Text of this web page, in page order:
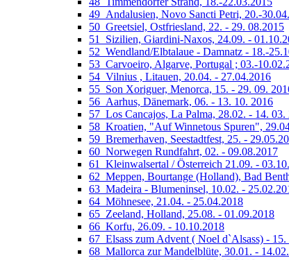
49_Andalusien, Novo Sancti Petri, 20.-
50_Greetsiel, Ostfriesland, 22. - 29. 08.2015
51_Sizilien, Giardini-Naxos, 24.09. -
52_Wendland/Elbtalaue - Damnatz - 18.-
53_Carvoeiro, Algarve, Portugal ; 03.-
54_Vilnius , Litauen, 20.04. - 27.04.2016
55_Son Xoriguer, Menorca, 15. - 29. 09.
56_Aarhus, Dänemark, 06. - 13. 10. 2016
57_Los Cancajos, La Palma, 28.02. - 14. 03.
58_Kroatien, "Auf Winnetous Spuren",
59_Bremerhaven, Seestadtfest, 25. -
60_Norwegen Rundfahrt, 02. - 09.08.2017
61_Kleinwalsertal / Österreich 21.09. -
62_Meppen, Bourtange (Holland), Bad
63_Madeira - Blumeninsel, 10.02. -
64_Möhnesee, 21.04. - 25.04.2018
65_Zeeland, Holland, 25.08. - 01.09.2018
66_Korfu, 26.09. - 10.10.2018
67_Elsass zum Advent ( Noel d`Alsass) -
68_Mallorca zur Mandelblüte, 30.01. -